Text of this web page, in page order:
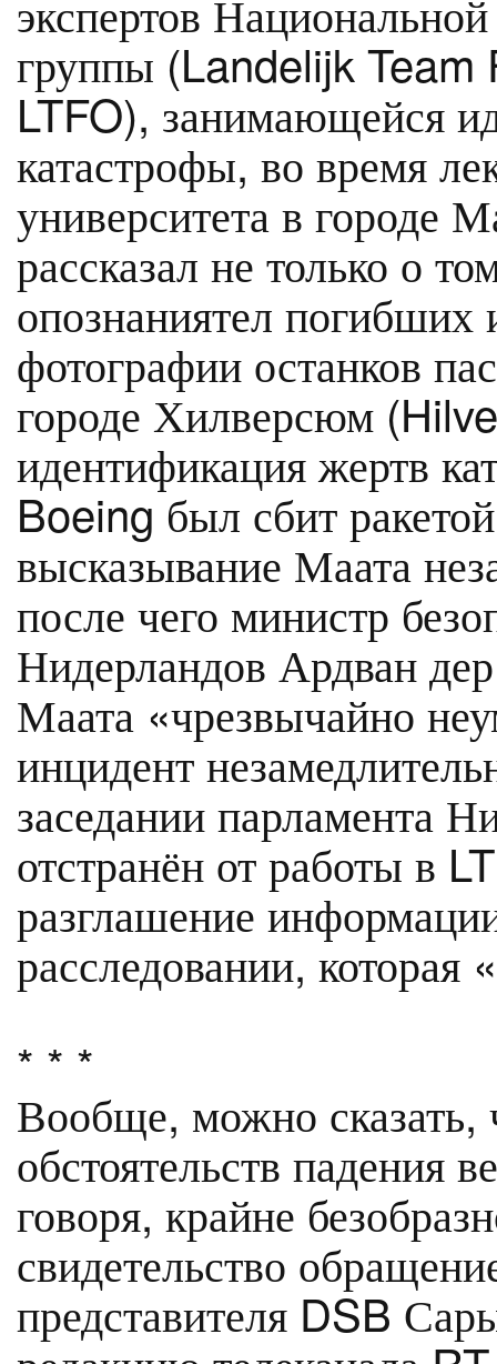
экспертов
группы (Landelijk
LTFO), занимающейся
катастрофы, во время
университета в городе
рассказал не только о
опознаниятел погибших
фотографии останков
городе Хилверсюм
идентификация жертв
Boeing был сбит
высказывание Маата
после чего министр
Нидерландов Ардван
Маата «чрезвычайно
инцидент
заседании парламента
отстранён от работы в
разглашение
расследовании, которая
* * *
Вообще, можно сказать,
обстоятельств падения
говоря, крайне
свидетельство
представителя DSB